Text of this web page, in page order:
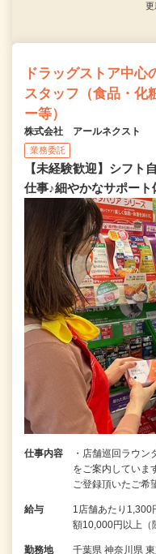
ドラッグストア中心
スタッフ（食品・化
ー等）
株式会社 アールネクスト
業務委託
【未経験歓迎】シフ
仕事♪細やかなサポー
仕事内容
・店舗巡回ラウ
をご案内していま
ご登録頂いたご希
給与
1店舗あたり1,300
額10,000円以上
勤務地
千葉県 神奈川県